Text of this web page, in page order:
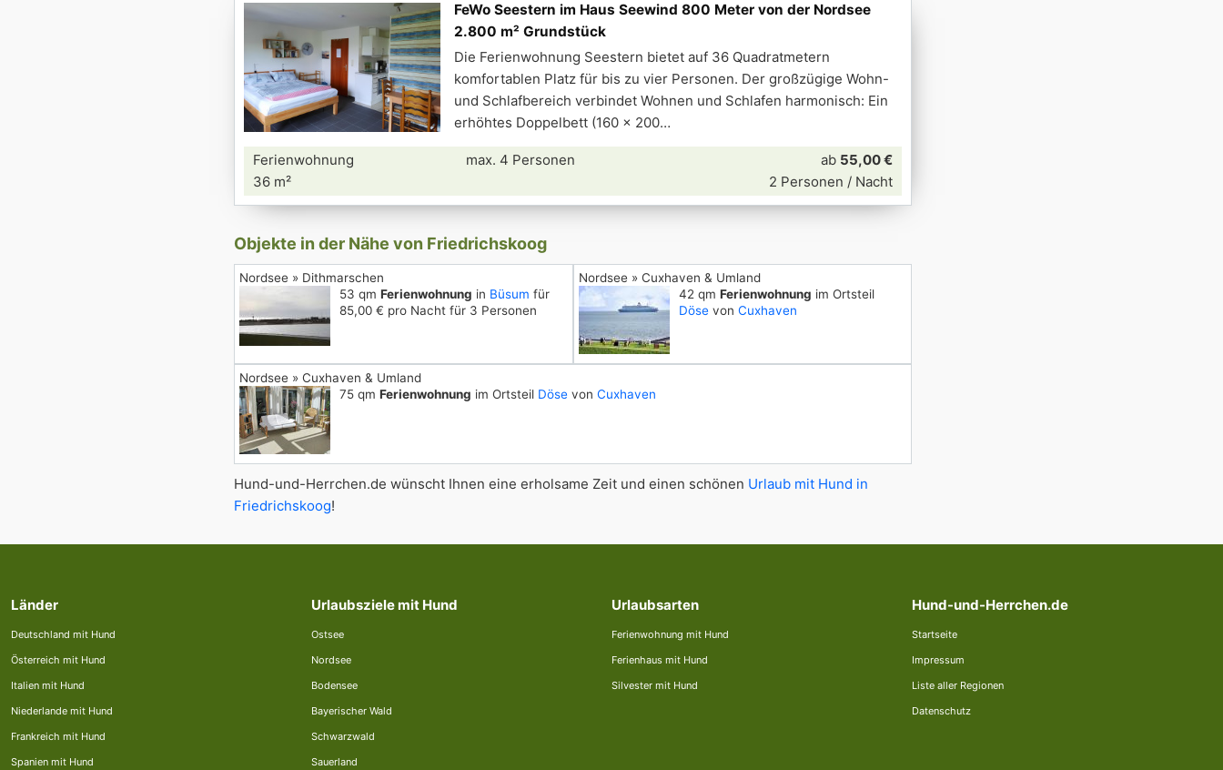
FeWo Seestern im Haus Seewind 800 Meter von der Nordsee
2.800 m² Grundstück
Die Ferienwohnung Seestern bietet auf 36 Quadratmetern
komfortablen Platz für bis zu vier Personen. Der großzügige Wohn-
und Schlafbereich verbindet Wohnen und Schlafen harmonisch: Ein
erhöhtes Doppelbett (160 × 200
Ferienwohnung
36 m²
max. 4 Personen ab 55,00 €
2 Personen / Nacht
Objekte in der Nähe von Friedrichskoog
Nordsee » Dithmarschen
53 qm Ferienwohnung in Büsum für
85,00 € pro Nacht für 3 Personen
Nordsee » Cuxhaven & Umland
42 qm Ferienwohnung im Ortsteil
Dösevon Cuxhaven
Nordsee » Cuxhaven & Umland
75 qm Ferienwohnung im Ortsteil Döse von Cuxhaven
Hund-und-Herrchen.de wünscht Ihnen eine erholsame Zeit und einen schönen Urlaub mit Hund in
Friedrichskoog!
Länder
Deutschland mit Hund
Österreich mit Hund
Italien mit Hund
Niederlande mit Hund
Frankreich mit Hund
Spanien mit Hund
Urlaubsziele mit Hund
Ostsee
Nordsee
Bodensee
Bayerischer Wald
Schwarzwald
Sauerland
Urlaubsarten
Ferienwohnung mit Hund
Ferienhaus mit Hund
Silvester mit Hund
Hund-und-Herrchen.de
Startseite
Impressum
Liste aller Regionen
Datenschutz